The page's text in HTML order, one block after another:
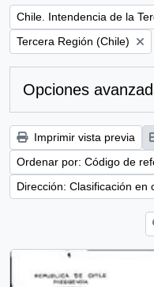
Remove filter:
Chile. Intendencia de la
Remove filter:
Tercera Región (Chile)
Opciones
Imprimir vista previa
Ordenar por: Código de
Dirección: Clasificación en